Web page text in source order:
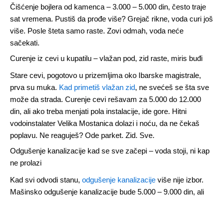
Čišćenje bojlera od kamenca – 3.000 – 5.000 din, često traje
sat vremena. Pustiš da prođe više? Grejač rikne, voda curi još
više. Posle šteta samo raste. Zovi odmah, voda neće
sačekati.
Curenje iz cevi u kupatilu – vlažan pod, zid raste, miris buđi
Stare cevi, pogotovo u prizemljima oko Ibarske magistrale,
prva su muka. Kad primetiš vlažan zid, ne svećeš se šta sve
može da strada. Curenje cevi rešavam za 5.000 do 12.000
din, ali ako treba menjati pola instalacije, ide gore. Hitni
vodoinstalater Velika Mostanica dolazi i noću, da ne čekaš
poplavu. Ne reaguješ? Ode parket. Zid. Sve.
Odgušenje kanalizacije kad se sve začepi – voda stoji, ni kap
ne prolazi
Kad svi odvodi stanu, odgušenje kanalizacije više nije izbor.
Mašinsko odgušenje kanalizacije bude 5.000 – 9.000 din, ali